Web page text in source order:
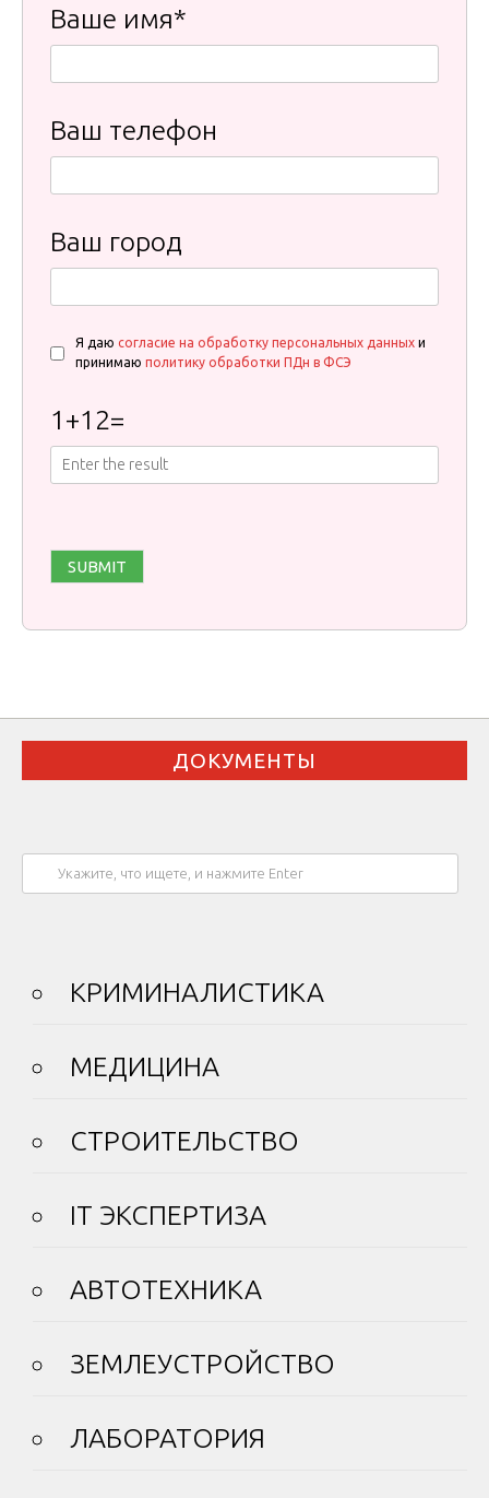
Ваше имя*
Ваш телефон
Ваш город
Я даю согласие на обработку персональных данных и
принимаю политику обработки ПДн в ФСЭ
1 +12=
ДОКУМЕНТЫ
КРИМИНАЛИСТИКА
МЕДИЦИНА
СТРОИТЕЛЬСТВО
IT ЭКСПЕРТИЗА
АВТОТЕХНИКА
ЗЕМЛЕУСТРОЙСТВО
ЛАБОРАТОРИЯ